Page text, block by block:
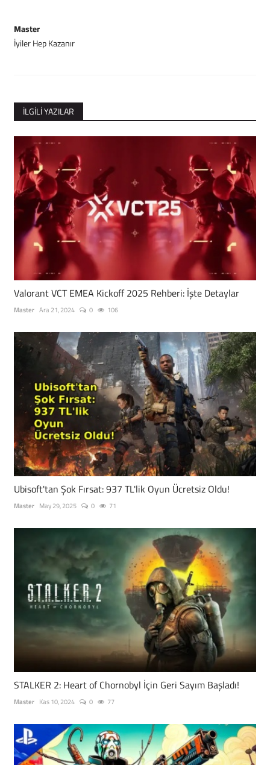
Master
İyiler Hep Kazanır
İLGILI YAZILAR
Valorant VCT EMEA Kickoff 2025 Rehberi: İşte Detaylar
Master Ara 21, 2024 0 106
Ubisoft'tan Şok Fırsat: 937 TL'lik Oyun Ücretsiz Oldu!
Master May 29, 2025 0 71
STALKER 2: Heart of Chornobyl İçin Geri Sayım Başladı!
Master Kas 10, 2024 0 77